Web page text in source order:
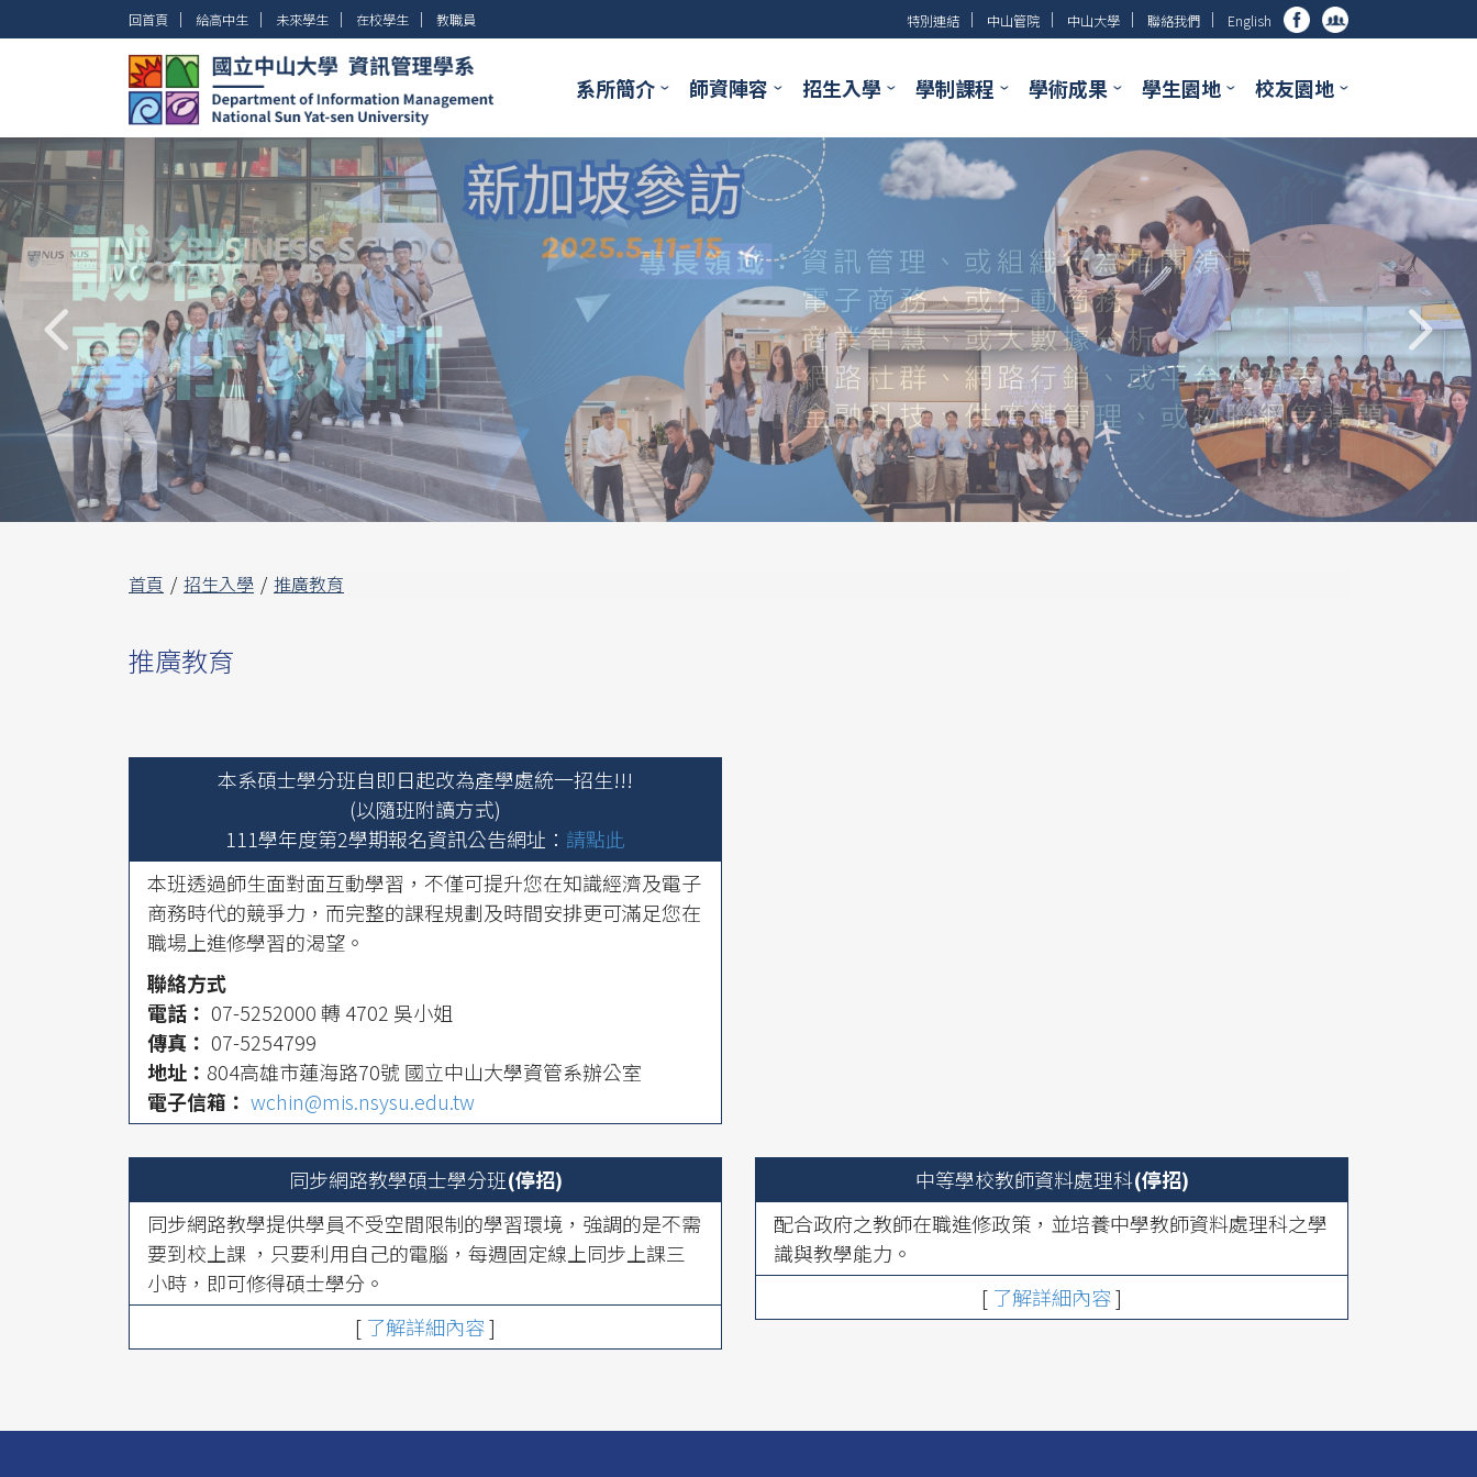
到
容
區
回首頁 │ 給高中生 │ 未來學生 │ 在校學生 │ 教職員 特別連結 │ 中山管院 │ 中山大學 │ 聯絡我們 │ English
系所簡介 師資陣容 招生入學 學制課程 學術成果 學生園地 校友園地
首頁 招生入學 推廣教育
推廣教育
本系碩士學分班自即日起改為產學處統一招生!!!
(以隨班附讀方式)
111學年度第2學期報名資訊公告網址： 請點此
本班透過師生面對面互動學習，不僅可提升您在知識經濟及電子
商務時代的競爭力，而完整的課程規劃及時間安排更可滿足您在
職場上進修學習的渴望。
聯絡方式
電話： 07-5252000 轉 4702 吳小姐
傳真： 07-5254799
地址： 804高雄市蓮海路70號 國立中山大學資管系辦公室
電子信箱： wchin@mis.nsysu.edu.tw
同步網路教學碩士學分班(停招)
同步網路教學提供學員不受空間限制的學習環境，強調的是不需
要到校上課 ，只要利用自己的電腦，每週固定線上同步上課三
小時，即可修得碩士學分。
[ 了解詳細內容]
中等學校教師資料處理科(停招)
配合政府之教師在職進修政策，並培養中學教師資料處理科之學
識與教學能力。
[ 了解詳細內容]